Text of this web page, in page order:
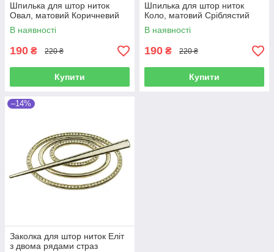
Шпилька для штор ниток
Овал, матовий Коричневий
В наявності
190 ₴ 220 ₴
Купити
Шпилька для штор ниток
Коло, матовий Сріблястий
В наявності
190 ₴ 220 ₴
Купити
–14%
Заколка для штор ниток Еліт
з двома рядами страз